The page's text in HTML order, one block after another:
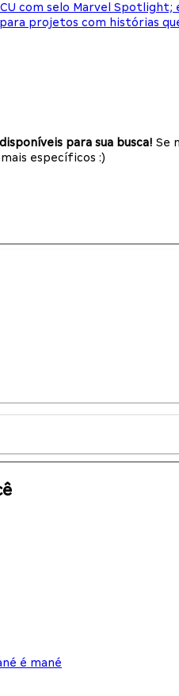
com selo Marvel Spotlight;
projetos com histórias
para sua busca! Se
específicos :)
é mané